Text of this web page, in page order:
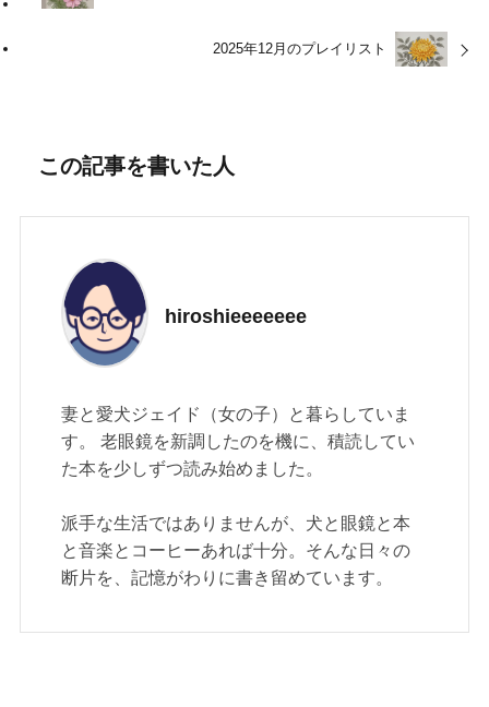
2025年12月のプレイリスト
この記事を書いた人
hiroshieeeeeee
妻と愛犬ジェイド（女の子）と暮らしていま
す。 老眼鏡を新調したのを機に、積読してい
た本を少しずつ読み始めました。
派手な生活ではありませんが、犬と眼鏡と本
と音楽とコーヒーあれば十分。そんな日々の
断片を、記憶がわりに書き留めています。